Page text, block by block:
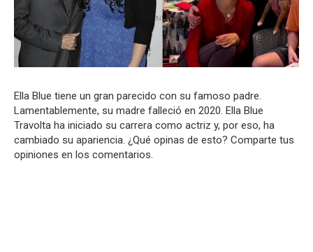
Ella Blue tiene un gran parecido con su famoso padre.
Lamentablemente, su madre falleció en 2020. Ella Blue
Travolta ha iniciado su carrera como actriz y, por eso, ha
cambiado su apariencia. ¿Qué opinas de esto? Comparte tus
opiniones en los comentarios.